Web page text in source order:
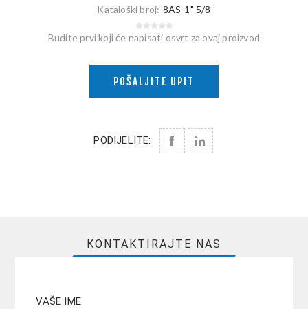
Kataloški broj: 8AS-1" 5/8
Budite prvi koji će napisati osvrt za ovaj proizvod
POŠALJITE UPIT
PODIJELITE:
KONTAKTIRAJTE NAS
VAŠE IME